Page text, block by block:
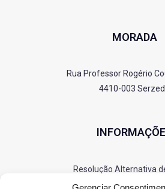
MORADA
Rua Professor Rogério
4410-003
Resolução Alternativa
Política de